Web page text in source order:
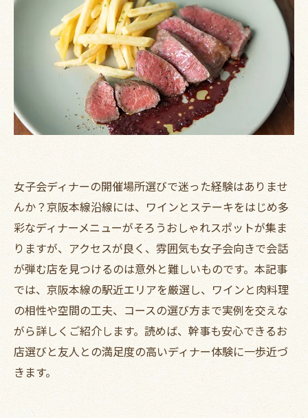
女子会ディナーの開催場所選びで迷った経験はありませ
んか？京阪本線沿線には、ワインとステーキをはじめ多
彩なディナーメニューがそろうおしゃれスポットが集ま
りますが、アクセスが良く、雰囲気も女子会向きで会話
が弾む店を見つけるのは意外と難しいものです。本記事
では、京阪本線の駅近エリアを厳選し、ワインと肉料理
の相性や空間の工夫、コースの選び方まで実例を交えな
がら詳しくご紹介します。読めば、幹事も安心できるお
店選びと友人との満足度の高いディナー体験に一歩近づ
きます。